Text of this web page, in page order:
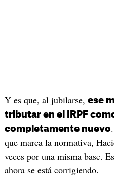
Y es que, al jubilarse, ese
tributar en el IRPF
completamente nuevo
que marca la normativa,
veces por una misma base.
ahora se está corrigiendo.